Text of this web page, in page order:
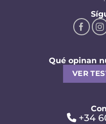
Qué opinan
VER
+34